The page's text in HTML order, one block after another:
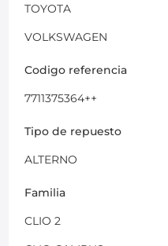
TOYOTA
VOLKSWAGEN
Codigo referencia
7711375364++
Tipo de repuesto
ALTERNO
Familia
CLIO 2